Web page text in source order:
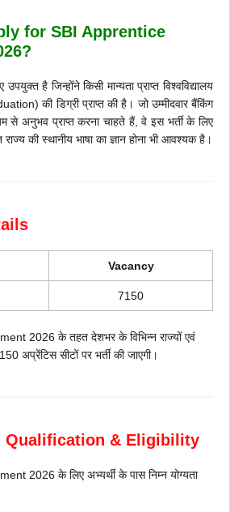
for SBI Apprentice
है जिन्होंने किसी मान्यता प्राप्त विश्वविद्यालय
की डिग्री प्राप्त की है। जो उम्मीदवार बैंकिंग
से अनुभव प्राप्त करना चाहते हैं, वे इस भर्ती के लिए
की स्थानीय भाषा का ज्ञान होना भी आवश्यक है।
Vacancy
7150
2026 के तहत देशभर के विभिन्न राज्यों एवं
अप्रेंटिस सीटों पर भर्ती की जाएगी।
Qualification & Eligibility
2026 के लिए अभ्यर्थी के पास निम्न योग्यता